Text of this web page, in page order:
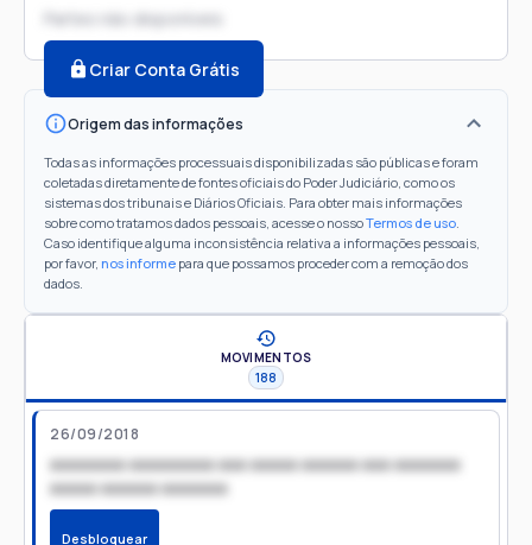
Partes não disponíveis
Criar Conta Grátis
Origem das informações
Todas as informações processuais disponibilizadas são públicas e foram
coletadas diretamente de fontes oficiais do Poder Judiciário, como os
sistemas dos tribunais e Diários Oficiais. Para obter mais informações
sobre como tratamos dados pessoais, acesse o nossoTermos de uso.
Caso identifique alguma inconsistência relativa a informações pessoais,
por favor, nos informe para que possamos proceder com a remoção dos
dados.
MOVIMENTOS
188
26/09/2018
xxxxxxxx xxxxxxxxx xxx xxxxx xxxxxx xxx xxxxxxx
xxxxx xxxxxx xxxxxxx
Desbloquear